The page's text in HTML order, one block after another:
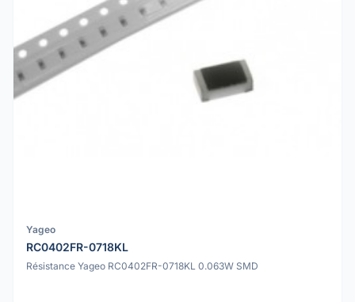
Yageo
RC0402FR-0718KL
Résistance Yageo RC0402FR-0718KL 0.063W SMD